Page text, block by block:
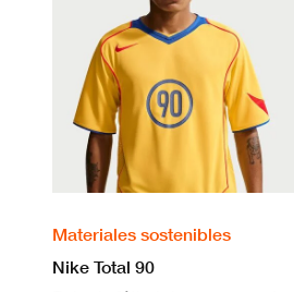
Materiales sostenibles
Nike Total 90